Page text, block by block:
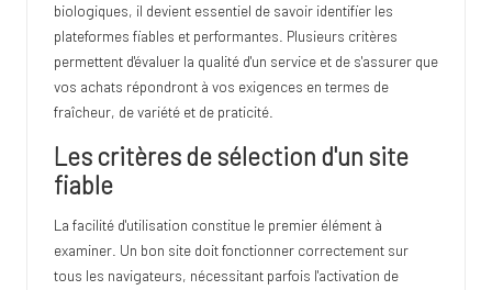
biologiques, il devient essentiel de savoir identifier les
plateformes fiables et performantes. Plusieurs critères
permettent d'évaluer la qualité d'un service et de s'assurer que
vos achats répondront à vos exigences en termes de
fraîcheur, de variété et de praticité.
Les critères de sélection d'un site
fiable
La facilité d'utilisation constitue le premier élément à
examiner. Un bon site doit fonctionner correctement sur
tous les navigateurs, nécessitant parfois l'activation de